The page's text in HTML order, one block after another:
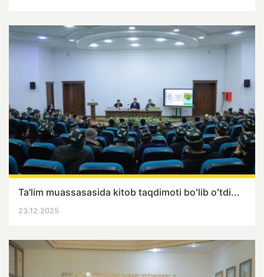
Ta'lim muassasasida kitob taqdimoti boʻlib oʻtdi...
23.12.2025